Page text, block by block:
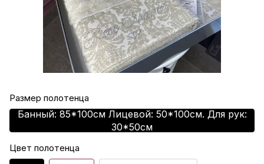
Размер полотенца
Банный: 85*100см Лицевой: 50*100см. Для рук:
30*50см
Цвет полотенца